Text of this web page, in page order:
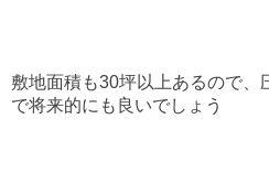
敷地面積も30坪以上あるので、
で将来的にも良いでしょう